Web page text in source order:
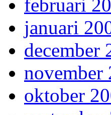
februari
januari
december
november
oktober